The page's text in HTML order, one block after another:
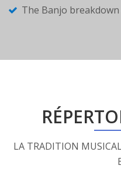
The Banjo breakdown
LA TRADITION